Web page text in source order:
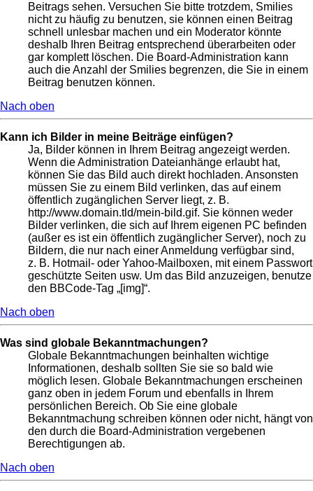
Beitrags sehen. Versuchen Sie bitte trotzdem, Smilies
nicht zu häufig zu benutzen, sie können einen Beitrag
schnell unlesbar machen und ein Moderator könnte
deshalb Ihren Beitrag entsprechend überarbeiten oder
gar komplett löschen. Die Board-Administration kann
auch die Anzahl der Smilies begrenzen, die Sie in einem
Beitrag benutzen können.
Nach oben
Kann ich Bilder in meine Beiträge einfügen?
Ja, Bilder können in Ihrem Beitrag angezeigt werden.
Wenn die Administration Dateianhänge erlaubt hat,
können Sie das Bild auch direkt hochladen. Ansonsten
müssen Sie zu einem Bild verlinken, das auf einem
öffentlich zugänglichen Server liegt, z. B.
http://www.domain.tld/mein-bild.gif. Sie können weder
Bilder verlinken, die sich auf Ihrem eigenen PC befinden
(außer es ist ein öffentlich zugänglicher Server), noch zu
Bildern, die nur nach einer Anmeldung verfügbar sind,
z. B. Hotmail- oder Yahoo-Mailboxen, mit einem Passwort
geschützte Seiten usw. Um das Bild anzuzeigen, benutze
den BBCode-Tag „[img]“.
Nach oben
Was sind globale Bekanntmachungen?
Globale Bekanntmachungen beinhalten wichtige
Informationen, deshalb sollten Sie sie so bald wie
möglich lesen. Globale Bekanntmachungen erscheinen
ganz oben in jedem Forum und ebenfalls in Ihrem
persönlichen Bereich. Ob Sie eine globale
Bekanntmachung schreiben können oder nicht, hängt von
den durch die Board-Administration vergebenen
Berechtigungen ab.
Nach oben